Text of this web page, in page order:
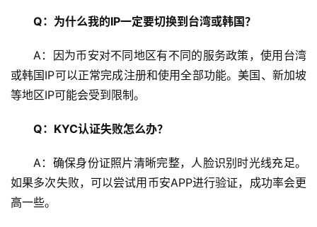
Q：为什么我的IP一定要切换到台湾或韩国？
A：因为币安对不同地区有不同的服务政策，使用台湾
或韩国IP可以正常完成注册和使用全部功能。美国、新加坡
等地区IP可能会受到限制。
Q：KYC认证失败怎么办？
A：确保身份证照片清晰完整，人脸识别时光线充足。
如果多次失败，可以尝试用币安APP进行验证，成功率会更
高一些。